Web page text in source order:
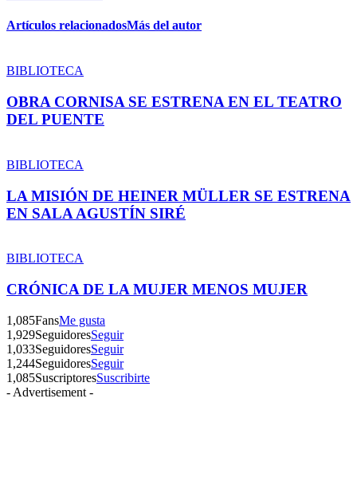
Artículos relacionadosMás del autor
BIBLIOTECA
OBRA CORNISA SE ESTRENA EN EL TEATRO
DEL PUENTE
BIBLIOTECA
LA MISIÓN DE HEINER MÜLLER SE ESTRENA
EN SALA AGUSTÍN SIRÉ
BIBLIOTECA
CRÓNICA DE LA MUJER MENOS MUJER
1,085FansMe gusta
1,929SeguidoresSeguir
1,033SeguidoresSeguir
1,244SeguidoresSeguir
1,085SuscriptoresSuscribirte
- Advertisement -